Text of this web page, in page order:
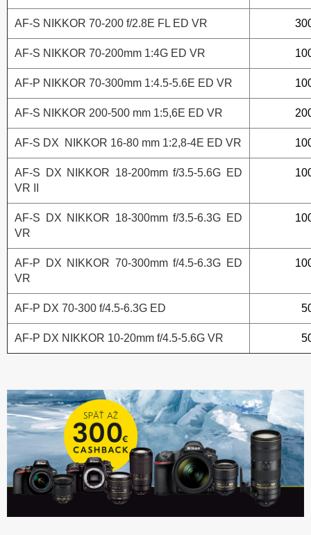
AF-S NIKKOR 70-200 f/2.8E FL ED VR
AF-S NIKKOR 70-200mm 1:4G ED VR
AF-P NIKKOR 70-300mm 1:4.5-5.6E ED VR
AF-S NIKKOR 200-500 mm 1:5,6E ED VR
AF-S DX NIKKOR 16-80 mm 1:2,8-4E ED VR
AF-S DX NIKKOR 18-200mm f/3.5-5.6G ED
VR II
AF-S DX NIKKOR 18-300mm f/3.5-6.3G ED
VR
AF-P DX NIKKOR 70-300mm f/4.5-6.3G ED
VR
AF-P DX 70-300 f/4.5-6.3G ED
AF-P DX NIKKOR 10-20mm f/4.5-5.6G VR